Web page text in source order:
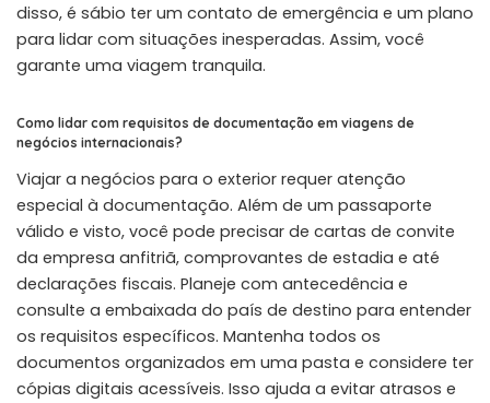
disso, é sábio ter um contato de emergência e um plano
para lidar com situações inesperadas. Assim, você
garante uma viagem tranquila.
Como lidar com requisitos de documentação em viagens de
negócios internacionais?
Viajar a negócios para o exterior requer atenção
especial à documentação. Além de um passaporte
válido e visto, você pode precisar de cartas de convite
da empresa anfitriã, comprovantes de estadia e até
declarações fiscais. Planeje com antecedência e
consulte a embaixada do país de destino para entender
os requisitos específicos. Mantenha todos os
documentos organizados em uma pasta e considere ter
cópias digitais acessíveis. Isso ajuda a evitar atrasos e